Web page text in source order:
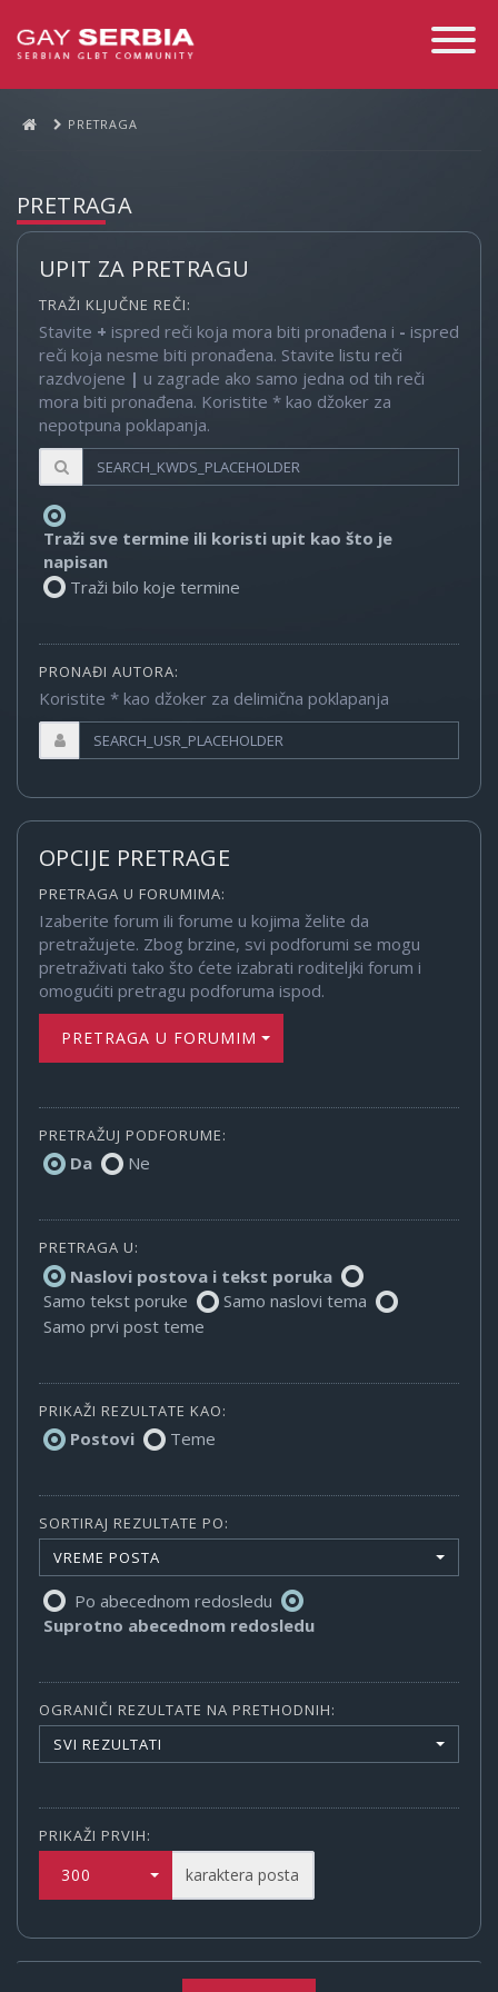
Toggle
PRETRAGA
PRETRAGA
UPIT ZA PRETRAGU
TRAŽI KLJUČNE REČI:
Stavite + ispred reči koja mora biti pronađena i - ispred
reči koja nesme biti pronađena. Stavite listu reči
razdvojene | u zagrade ako samo jedna od tih reči
mora biti pronađena. Koristite * kao džoker za
nepotpuna poklapanja.
Traži sve termine ili koristi upit kao što je
napisan
Traži bilo koje termine
PRONAĐI AUTORA:
Koristite * kao džoker za delimična poklapanja
OPCIJE PRETRAGE
PRETRAGA U FORUMIMA:
Izaberite forum ili forume u kojima želite da
pretražujete. Zbog brzine, svi podforumi se mogu
pretraživati tako što ćete izabrati roditeljki forum i
omogućiti pretragu podforuma ispod.
PRETRAGA U FORUMIMA
PRETRAŽUJ PODFORUME:
Da Ne
PRETRAGA U:
Naslovi postova i tekst poruka
Samo tekst poruke
Samo naslovi tema
Samo prvi post teme
PRIKAŽI REZULTATE KAO:
Postovi Teme
SORTIRAJ REZULTATE PO:
VREME POSTA
Po abecednom redosledu
Suprotno abecednom redosledu
OGRANIČI REZULTATE NA PRETHODNIH:
SVI REZULTATI
PRIKAŽI PRVIH:
300 karaktera posta